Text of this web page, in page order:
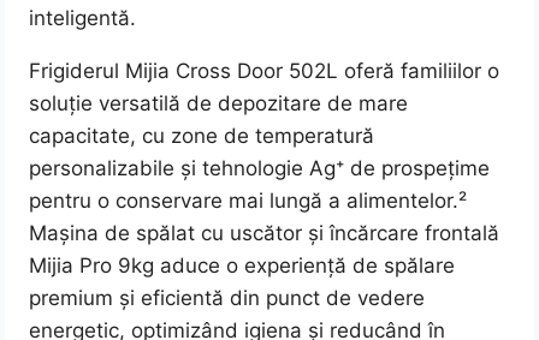
inteligentă.
Frigiderul Mijia Cross Door 502L oferă familiilor o
soluție versatilă de depozitare de mare
capacitate, cu zone de temperatură
personalizabile și tehnologie Ag⁺ de prospețime
pentru o conservare mai lungă a alimentelor.²
Mașina de spălat cu uscător și încărcare frontală
Mijia Pro 9kg aduce o experiență de spălare
premium și eficientă din punct de vedere
energetic, optimizând igiena și reducând în